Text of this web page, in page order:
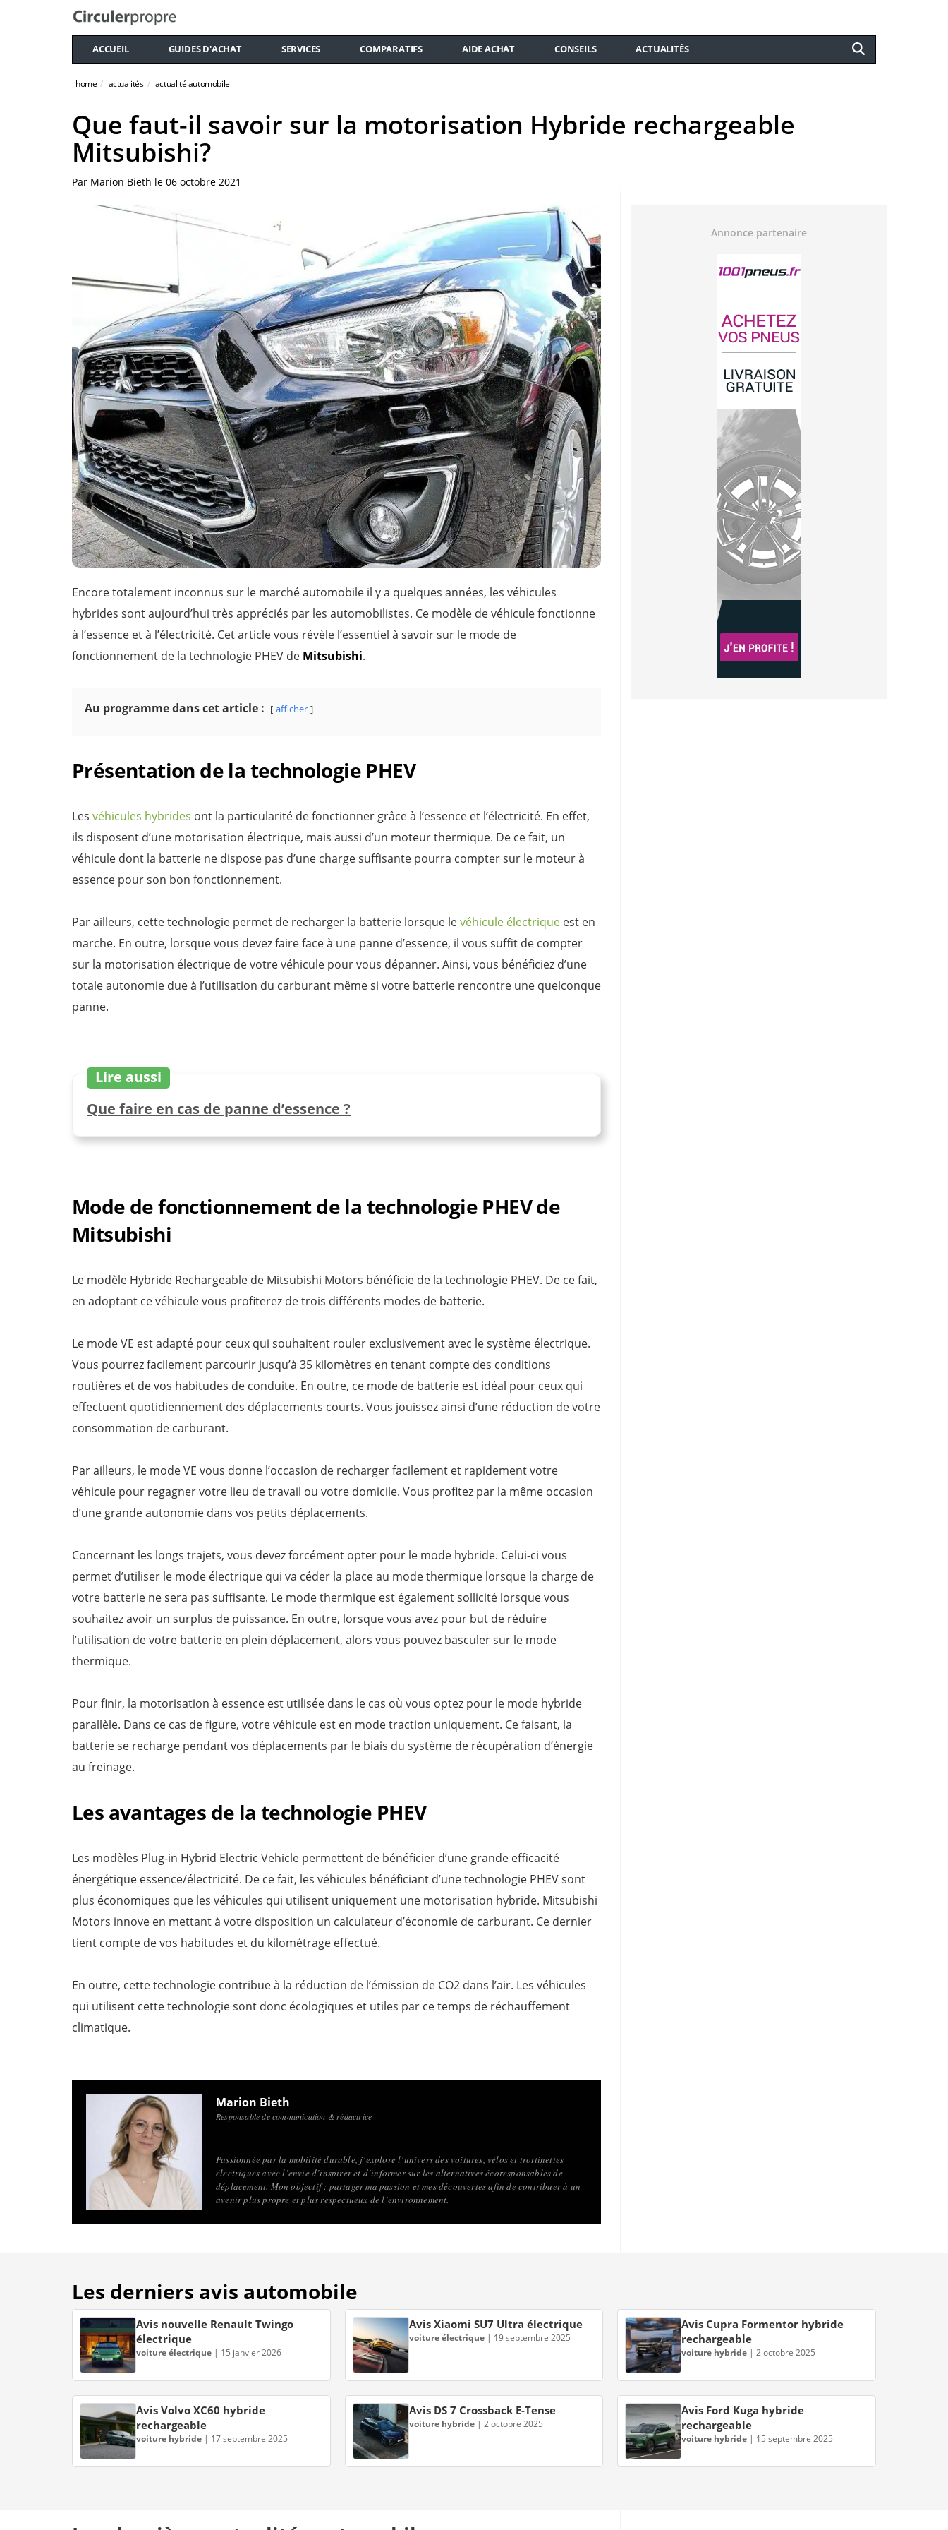
ACCUEIL GUIDES D'ACHAT SERVICES COMPARATIFS AIDE ACHAT CONSEILS ACTUALITÉS
home actualités actualité automobile
Que faut-il savoir sur la motorisation Hybride rechargeable
Mitsubishi?
Par Marion Bieth le 06 octobre 2021
Encore totalement inconnus sur le marché automobile il y a quelques années, les véhicules
hybrides sont aujourd’hui très appréciés par les automobilistes. Ce modèle de véhicule fonctionne
à l’essence et à l’électricité. Cet article vous révèle l’essentiel à savoir sur le mode de
fonctionnement de la technologie PHEV de Mitsubishi.
Au programme dans cet article : afficher
Présentation de la technologie PHEV
Les véhicules hybrides ont la particularité de fonctionner grâce à l’essence et l’électricité. En effet,
ils disposent d’une motorisation électrique, mais aussi d’un moteur thermique. De ce fait, un
véhicule dont la batterie ne dispose pas d’une charge suffisante pourra compter sur le moteur à
essence pour son bon fonctionnement.
Par ailleurs, cette technologie permet de recharger la batterie lorsque levéhicule électrique est en
marche. En outre, lorsque vous devez faire face à une panne d’essence, il vous suffit de compter
sur la motorisation électrique de votre véhicule pour vous dépanner. Ainsi, vous bénéficiez d’une
totale autonomie due à l’utilisation du carburant même si votre batterie rencontre une quelconque
panne.
Lire aussi
Que faire en cas de panne d’essence ?
Mode de fonctionnement de la technologie PHEV de
Mitsubishi
Le modèle Hybride Rechargeable de Mitsubishi Motors bénéficie de la technologie PHEV. De ce fait,
en adoptant ce véhicule vous profiterez de trois différents modes de batterie.
Le mode VE est adapté pour ceux qui souhaitent rouler exclusivement avec le système électrique.
Vous pourrez facilement parcourir jusqu’à 35 kilomètres en tenant compte des conditions
routières et de vos habitudes de conduite. En outre, ce mode de batterie est idéal pour ceux qui
effectuent quotidiennement des déplacements courts. Vous jouissez ainsi d’une réduction de votre
consommation de carburant.
Par ailleurs, le mode VE vous donne l’occasion de recharger facilement et rapidement votre
véhicule pour regagner votre lieu de travail ou votre domicile. Vous profitez par la même occasion
d’une grande autonomie dans vos petits déplacements.
Concernant les longs trajets, vous devez forcément opter pour le mode hybride. Celui-ci vous
permet d’utiliser le mode électrique qui va céder la place au mode thermique lorsque la charge de
votre batterie ne sera pas suffisante. Le mode thermique est également sollicité lorsque vous
souhaitez avoir un surplus de puissance. En outre, lorsque vous avez pour but de réduire
l’utilisation de votre batterie en plein déplacement, alors vous pouvez basculer sur le mode
thermique.
Pour finir, la motorisation à essence est utilisée dans le cas où vous optez pour le mode hybride
parallèle. Dans ce cas de figure, votre véhicule est en mode traction uniquement. Ce faisant, la
batterie se recharge pendant vos déplacements par le biais du système de récupération d’énergie
au freinage.
Les avantages de la technologie PHEV
Les modèles Plug-in Hybrid Electric Vehicle permettent de bénéficier d’une grande efficacité
énergétique essence/électricité. De ce fait, les véhicules bénéficiant d’une technologie PHEV sont
plus économiques que les véhicules qui utilisent uniquement une motorisation hybride. Mitsubishi
Motors innove en mettant à votre disposition un calculateur d’économie de carburant. Ce dernier
tient compte de vos habitudes et du kilométrage effectué.
En outre, cette technologie contribue à la réduction de l’émission de CO2 dans l’air. Les véhicules
qui utilisent cette technologie sont donc écologiques et utiles par ce temps de réchauffement
climatique.
Marion Bieth
Responsable de communication & rédactrice
Passionnée par la mobilité durable, j’explore l’univers des voitures, vélos et trottinettes
électriques avec l’envie d’inspirer et d’informer sur les alternatives écoresponsables de
déplacement. Mon objectif : partager ma passion et mes découvertes afin de contribuer à un
avenir plus propre et plus respectueux de l’environnement.
Annonce partenaire
Les derniers avis automobile
Avis nouvelle Renault Twingo
électrique
voiture électrique | 15 janvier 2026
Avis Xiaomi SU7 Ultra électrique
voiture électrique| 19 septembre 2025
Avis Cupra Formentor hybride
rechargeable
voiture hybride |2 octobre 2025
Avis Volvo XC60 hybride
rechargeable
voiture hybride | 17 septembre 2025
Avis DS 7 Crossback E-Tense
voiture hybride| 2 octobre 2025
Avis Ford Kuga hybride
rechargeable
voiture hybride | 15 septembre 2025